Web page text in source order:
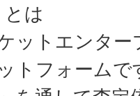
は
ットエンタ
トフォームで